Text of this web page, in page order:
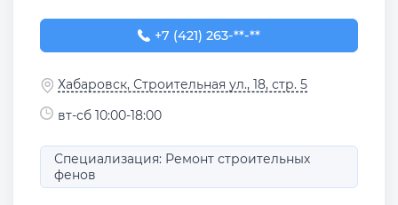
+7 (421) 263-41-08
+7 (421) 263-**-**
Хабаровск, Строительная ул., 18, стр. 5
вт-сб 10:00-18:00
Специализация: Ремонт строительных
фенов